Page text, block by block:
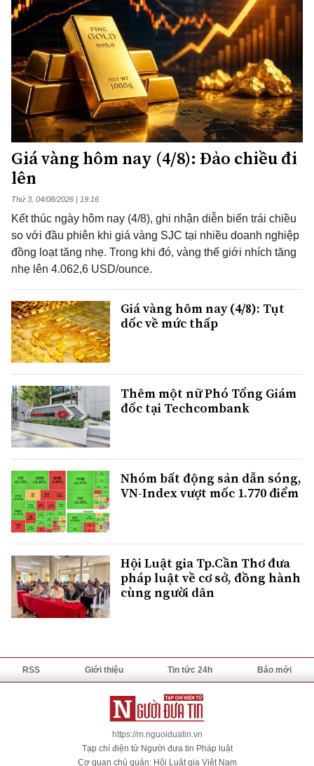
Giá vàng hôm nay (4/8): Đảo chiều đi
lên
Thứ 3, 04/08/2026 | 19:16
Kết thúc ngày hôm nay (4/8), ghi nhận diễn biến trái chiều
so với đầu phiên khi giá vàng SJC tại nhiều doanh nghiệp
đồng loạt tăng nhẹ. Trong khi đó, vàng thế giới nhích tăng
nhẹ lên 4.062,6 USD/ounce.
Giá vàng hôm nay (4/8): Tụt
dốc về mức thấp
Thêm một nữ Phó Tổng Giám
đốc tại Techcombank
Nhóm bất động sản dẫn sóng,
VN-Index vượt mốc 1.770 điểm
Hội Luật gia Tp.Cần Thơ đưa
pháp luật về cơ sở, đồng hành
cùng người dân
RSS Giới thiệu Tin tức 24h Báo mới
https://m.nguoiduatin.vn
Tạp chí điện tử Người đưa tin Pháp luật
Cơ quan chủ quản: Hội Luật gia Việt Nam